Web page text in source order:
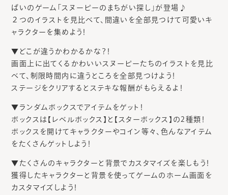
ぱいのゲーム「スヌーピーのまちがい探し」が登場♪
２つのイラストを見比べて、間違いを全部見つけて可愛いキ
ャラクターを集めよう！
▼どこが違うかわかるかな？！
画面上に出てくるかわいいスヌーピーたちのイラストを見比
べて、制限時間内に違うところを全部見つけよう！
ステージをクリアするとステキな報酬がもらえるよ！
▼ランダムボックスでアイテムをゲット！
ボックスは【レベルボックス】と【スターボックス】の2種類！
ボックスを開けてキャラクターやコイン等々、色んなアイテム
をたくさんゲットしよう！
▼たくさんのキャラクターと背景でカスタマイズを楽しもう！
獲得したキャラクターと背景を使ってゲームのホーム画面を
カスタマイズしよう！